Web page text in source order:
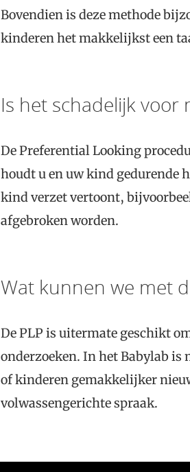
Bovendien is deze methode
kinderen het makkelijkst een
Is het schadelijk voor
De Preferential Looking
houdt u en uw kind gedurende
kind verzet vertoont,
afgebroken worden.
Wat kunnen we met
De PLP is uitermate geschikt
onderzoeken. In het Babylab is
of kinderen gemakkelijker
volwassengerichte spraak.